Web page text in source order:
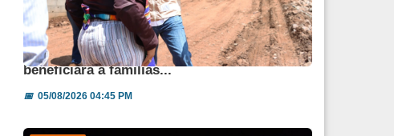
Avanza obra de pavimentación que
beneficiará a familias...
📅05/08/2026 04:45 PM